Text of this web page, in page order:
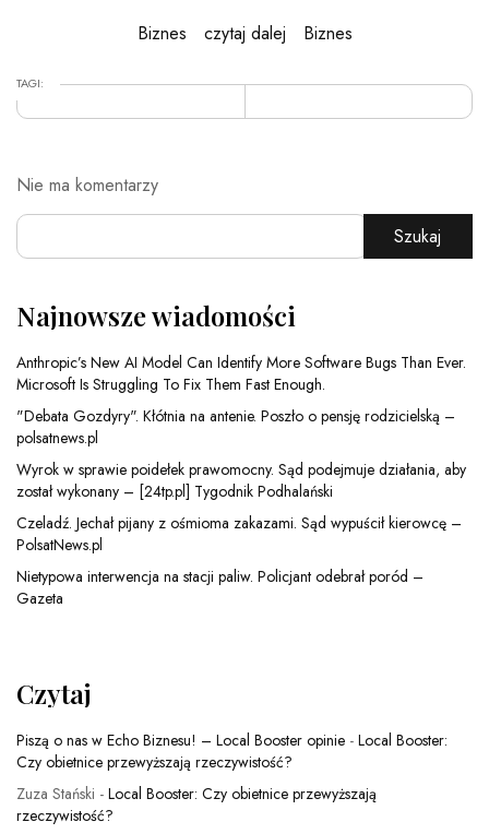
Biznes
czytaj dalej Biznes
TAGI:
Nie ma komentarzy
Szukaj
Najnowsze wiadomości
Anthropic’s New AI Model Can Identify More Software Bugs Than Ever.
Microsoft Is Struggling To Fix Them Fast Enough.
"Debata Gozdyry". Kłótnia na antenie. Poszło o pensję rodzicielską –
polsatnews.pl
Wyrok w sprawie poidełek prawomocny. Sąd podejmuje działania, aby
został wykonany – [24tp.pl] Tygodnik Podhalański
Czeladź. Jechał pijany z ośmioma zakazami. Sąd wypuścił kierowcę –
PolsatNews.pl
Nietypowa interwencja na stacji paliw. Policjant odebrał poród –
Gazeta
Czytaj
Piszą o nas w Echo Biznesu! – Local Booster opinie - Local Booster:
Czy obietnice przewyższają rzeczywistość?
Zuza Stański - Local Booster: Czy obietnice przewyższają
rzeczywistość?